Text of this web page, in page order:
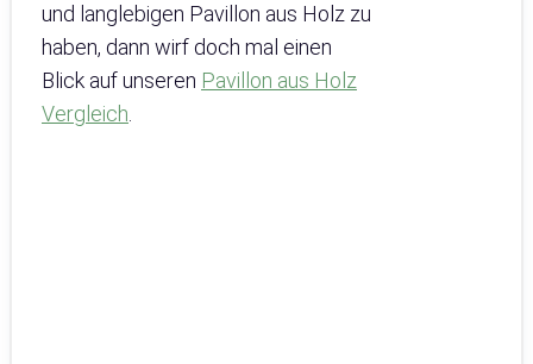
und langlebigen Pavillon aus Holz zu
haben, dann wirf doch mal einen
Blick auf unseren Pavillon aus Holz
Vergleich.